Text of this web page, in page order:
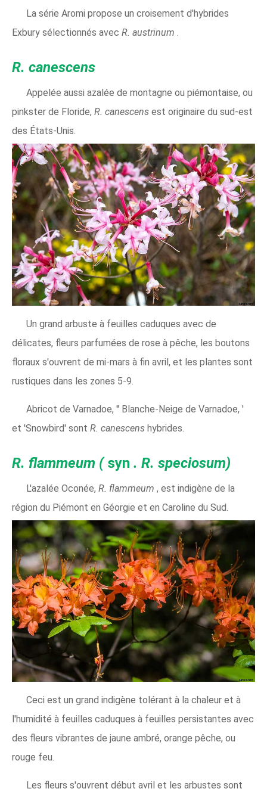
La série Aromi propose un croisement d'hybrides
Exbury sélectionnés avec R. austrinum .
R. canescens
Appelée aussi azalée de montagne ou piémontaise, ou
pinkster de Floride, R. canescens est originaire du sud-est
des États-Unis.
Un grand arbuste à feuilles caduques avec de
délicates, fleurs parfumées de rose à pêche, les boutons
floraux s'ouvrent de mi-mars à fin avril, et les plantes sont
rustiques dans les zones 5-9.
Abricot de Varnadoe, '' Blanche-Neige de Varnadoe, '
et 'Snowbird' sont R. canescens hybrides.
R. flammeum (syn . R. speciosum)
L'azalée Oconée, R. flammeum , est indigène de la
région du Piémont en Géorgie et en Caroline du Sud.
Ceci est un grand indigène tolérant à la chaleur et à
l'humidité à feuilles caduques à feuilles persistantes avec
des fleurs vibrantes de jaune ambré, orange pêche, ou
rouge feu.
Les fleurs s'ouvrent début avril et les arbustes sont